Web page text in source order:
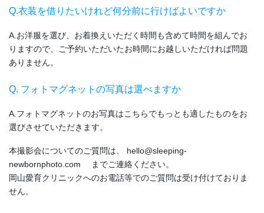
Q.衣装を借りたいけれど何分前に行けばよいですか
A.お洋服を選び、お着換えいただく時間も含めて時間を組んでお
りますので、ご予約いただいたお時間にお越しいただければ問題
ありません。
Q. フォトマグネットの写真は選べますか
A.フォトマグネットのお写真はこちらでもっとも適したものをお
選びさせていただきます。
本撮影会についてのご質問は、
hello@sleeping-
newbornphoto.com までご連絡ください。
岡山愛育クリニックへのお電話等でのご質問は受け付けておりま
せん。